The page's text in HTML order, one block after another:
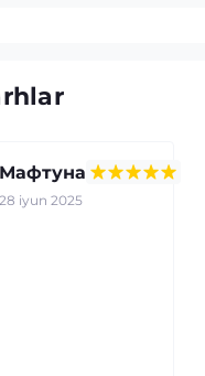
Мафтуна
28 iyun 2025